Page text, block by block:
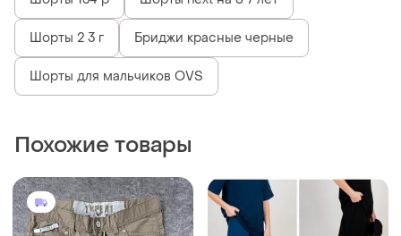
Шорты 2 3 г Бриджи красные черные
Шорты для мальчиков OVS
Похожие товары